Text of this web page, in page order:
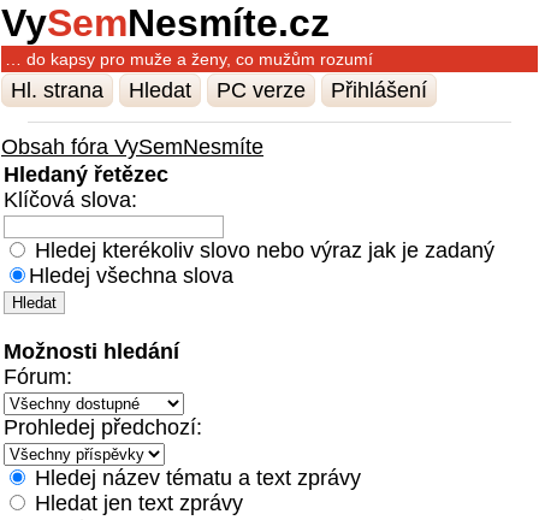
VySemNesmíte.cz
… do kapsy pro muže a ženy, co mužům rozumí
Hl. strana Hledat PC verze Přihlášení
Obsah fóra VySemNesmíte
Hledaný řetězec
Klíčová slova:
Hledej kterékoliv slovo nebo výraz jak je zadaný
Hledej všechna slova
Možnosti hledání
Fórum:
Prohledej předchozí:
Hledej název tématu a text zprávy
Hledat jen text zprávy